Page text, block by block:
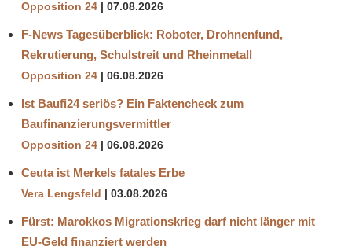
Opposition 24 07.08.2026
F-News Tagesüberblick: Roboter, Drohnenfund,
Rekrutierung, Schulstreit und Rheinmetall
Opposition 24 06.08.2026
Ist Baufi24 seriös? Ein Faktencheck zum
Baufinanzierungsvermittler
Opposition 24 06.08.2026
Ceuta ist Merkels fatales Erbe
Vera Lengsfeld 03.08.2026
Fürst: Marokkos Migrationskrieg darf nicht länger mit
EU-Geld finanziert werden